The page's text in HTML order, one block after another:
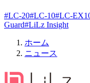
#LC-20#LC-10#LC-
Guard#LiLz Insight
ホーム
ニュース